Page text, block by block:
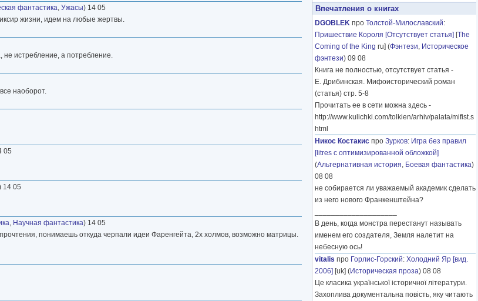
фантастика, Ужасы) 14 05
жизни, идем на любые жертвы.
не истребление, а потребление.
наоборот.
05
14 05
, Научная фантастика) 14 05
понимаешь откуда черпали идеи Фаренгейта, 2х холмов, возможно матрицы.
Впечатления о книгах
DGOBLEK про Толстой-Милославский:
Пришествие Короля [Отсутствует статья] [The
Coming of the King ru] (Фэнтези, Историческое
фэнтези) 09 08
Книга не полностью, отсутствует статья -
Е. Дрибинская. Мифоисторический роман
(статья) стр. 5-8
Прочитать ее в сети можна здесь -
http://www.kulichki.com/tolkien/arhiv/palata/mifist.s
html
Никос Костакис про Зурков: Игра без правил
[litres с оптимизированной обложкой]
(Альтернативная история, Боевая фантастика)
08 08
не собирается ли уважаемый академик сделать
из него нового Франкенштейна?
В день, когда монстра перестанут называть
именем его создателя, Земля налетит на
небесную ось!
vitalis про Горлис-Горский: Холодний Яр [вид.
2006] [uk] (Историческая проза) 08 08
Це класика української історичної літератури.
Захоплива документальна повість, яку читають